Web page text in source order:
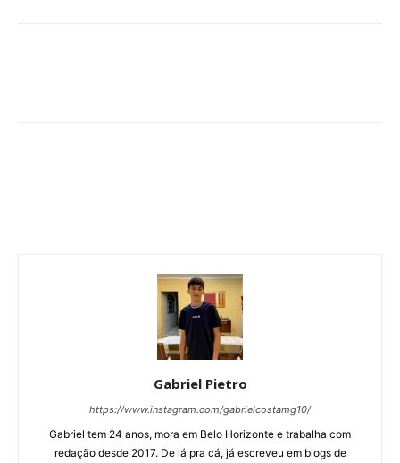
Gabriel Pietro
https://www.instagram.com/gabrielcostamg10/
Gabriel tem 24 anos, mora em Belo Horizonte e trabalha com
redação desde 2017. De lá pra cá, já escreveu em blogs de